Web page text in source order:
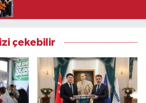
çekebilir